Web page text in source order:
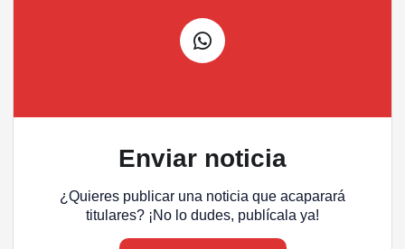
Enviar noticia
¿Quieres publicar una noticia que acaparará
titulares? ¡No lo dudes, publícala ya!